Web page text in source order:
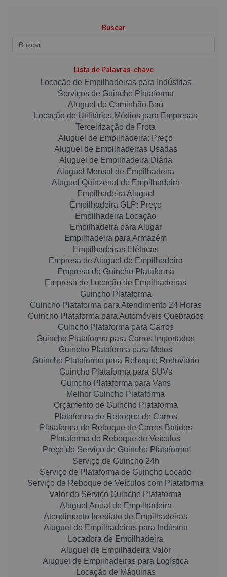
Buscar
Lista de Palavras-chave
Locação de Empilhadeiras para Indústrias
Serviços de Guincho Plataforma
Aluguel de Caminhão Baú
Locação de Utilitários Médios para Empresas
Terceirização de Frota
Aluguel de Empilhadeira: Preço
Aluguel de Empilhadeiras Usadas
Aluguel de Empilhadeira Diária
Aluguel Mensal de Empilhadeira
Aluguel Quinzenal de Empilhadeira
Empilhadeira Aluguel
Empilhadeira GLP: Preço
Empilhadeira Locação
Empilhadeira para Alugar
Empilhadeira para Armazém
Empilhadeiras Elétricas
Empresa de Aluguel de Empilhadeira
Empresa de Guincho Plataforma
Empresa de Locação de Empilhadeiras
Guincho Plataforma
Guincho Plataforma para Atendimento 24 Horas
Guincho Plataforma para Automóveis Quebrados
Guincho Plataforma para Carros
Guincho Plataforma para Carros Importados
Guincho Plataforma para Motos
Guincho Plataforma para Reboque Rodoviário
Guincho Plataforma para SUVs
Guincho Plataforma para Vans
Melhor Guincho Plataforma
Orçamento de Guincho Plataforma
Plataforma de Reboque de Carros
Plataforma de Reboque de Carros Batidos
Plataforma de Reboque de Veículos
Preço do Serviço de Guincho Plataforma
Serviço de Guincho 24h
Serviço de Plataforma de Guincho Locado
Serviço de Reboque de Veículos com Plataforma
Valor do Serviço Guincho Plataforma
Aluguel Anual de Empilhadeira
Atendimento Imediato de Empilhadeiras
Aluguel de Empilhadeiras para Indústria
Locadora de Empilhadeira
Aluguel de Empilhadeira Valor
Aluguel de Empilhadeiras para Logística
Locação de Máquinas